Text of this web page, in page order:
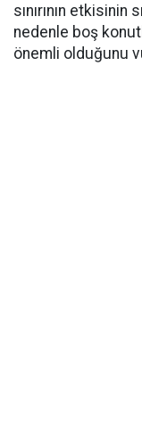
sınırının etkisinin
nedenle boş
önemli olduğunu